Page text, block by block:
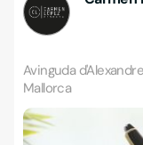
Avinguda
Mallorca